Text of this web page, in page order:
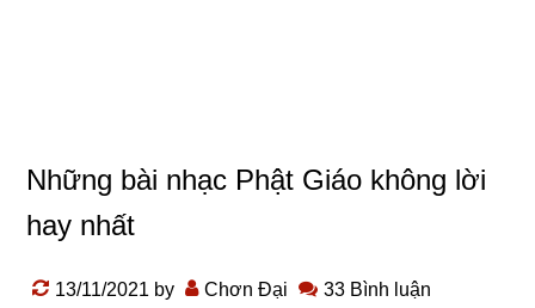
Những bài nhạc Phật Giáo không lời
hay nhất
13/11/2021 by Chơn Đại 33 Bình luận